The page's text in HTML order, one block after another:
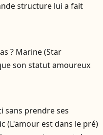
structure lui a fait
? Marine (Star
son statut amoureux
sans prendre ses
(L'amour est dans le pré)